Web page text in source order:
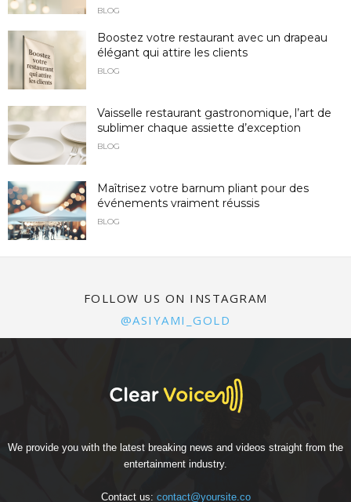
BLOG
Boostez votre restaurant avec un drapeau
élégant qui attire les clients
BLOG
Vaisselle restaurant gastronomique, l’art de
sublimer chaque assiette d’exception
BLOG
Maîtrisez votre barnum pliant pour des
événements vraiment réussis
BLOG
FOLLOW US ON INSTAGRAM
@ASIYAMI_GOLD
We provide you with the latest breaking news and videos straight from the
entertainment industry.
Contact us: contact@yoursite.co